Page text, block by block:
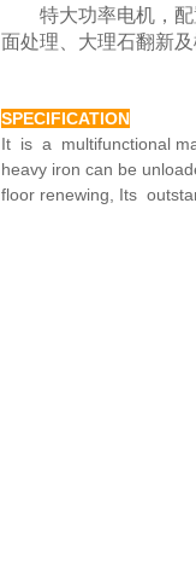
特大功率电机，配
面处理、大理石翻新
SPECIFICATION
It is a multifunctional
heavy iron can be
floor renewing, Its